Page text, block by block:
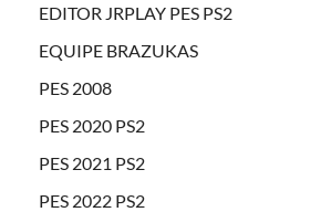
EDITOR JRPLAY PES PS2
EQUIPE BRAZUKAS
PES 2008
PES 2020 PS2
PES 2021 PS2
PES 2022 PS2